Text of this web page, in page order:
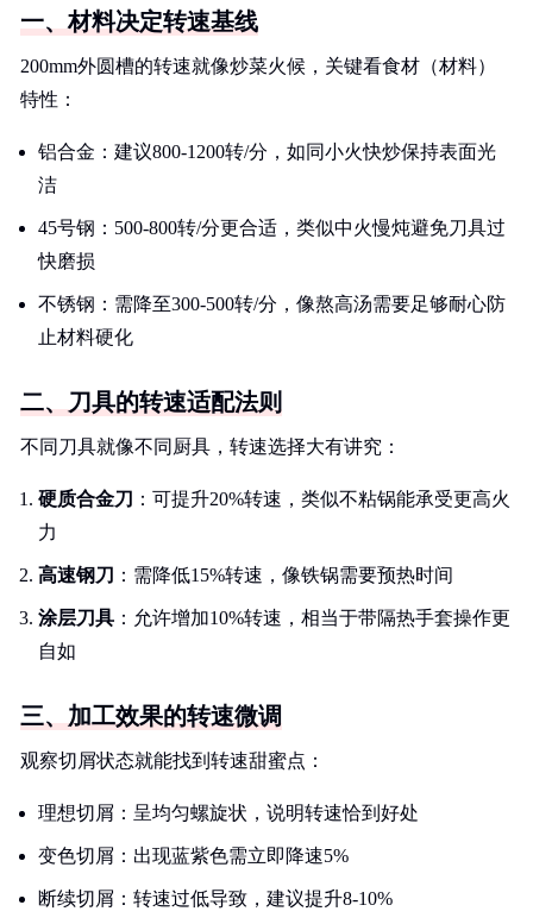
一、材料决定转速基线
200mm外圆槽的转速就像炒菜火候，关键看食材（材料）
特性：
铝合金：建议800-1200转/分，如同小火快炒保持表面光
洁
45号钢：500-800转/分更合适，类似中火慢炖避免刀具过
快磨损
不锈钢：需降至300-500转/分，像熬高汤需要足够耐心防
止材料硬化
二、刀具的转速适配法则
不同刀具就像不同厨具，转速选择大有讲究：
硬质合金刀 ：可提升20%转速，类似不粘锅能承受更高火
力
高速钢刀 ：需降低15%转速，像铁锅需要预热时间
涂层刀具 ：允许增加10%转速，相当于带隔热手套操作更
自如
三、加工效果的转速微调
观察切屑状态就能找到转速甜蜜点：
理想切屑：呈均匀螺旋状，说明转速恰到好处
变色切屑：出现蓝紫色需立即降速5%
断续切屑：转速过低导致，建议提升8-10%